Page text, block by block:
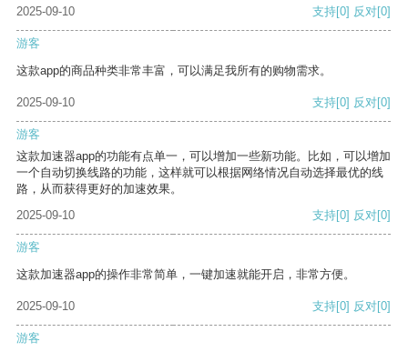
2025-09-10 支持[0] 反对[0]
游客
这款app的商品种类非常丰富，可以满足我所有的购物需求。
2025-09-10 支持[0] 反对[0]
游客
这款加速器app的功能有点单一，可以增加一些新功能。比如，可以增加
一个自动切换线路的功能，这样就可以根据网络情况自动选择最优的线
路，从而获得更好的加速效果。
2025-09-10
支持[0] 反对[0]
游客
这款加速器app的操作非常简单，一键加速就能开启，非常方便。
2025-09-10 支持[0] 反对[0]
游客